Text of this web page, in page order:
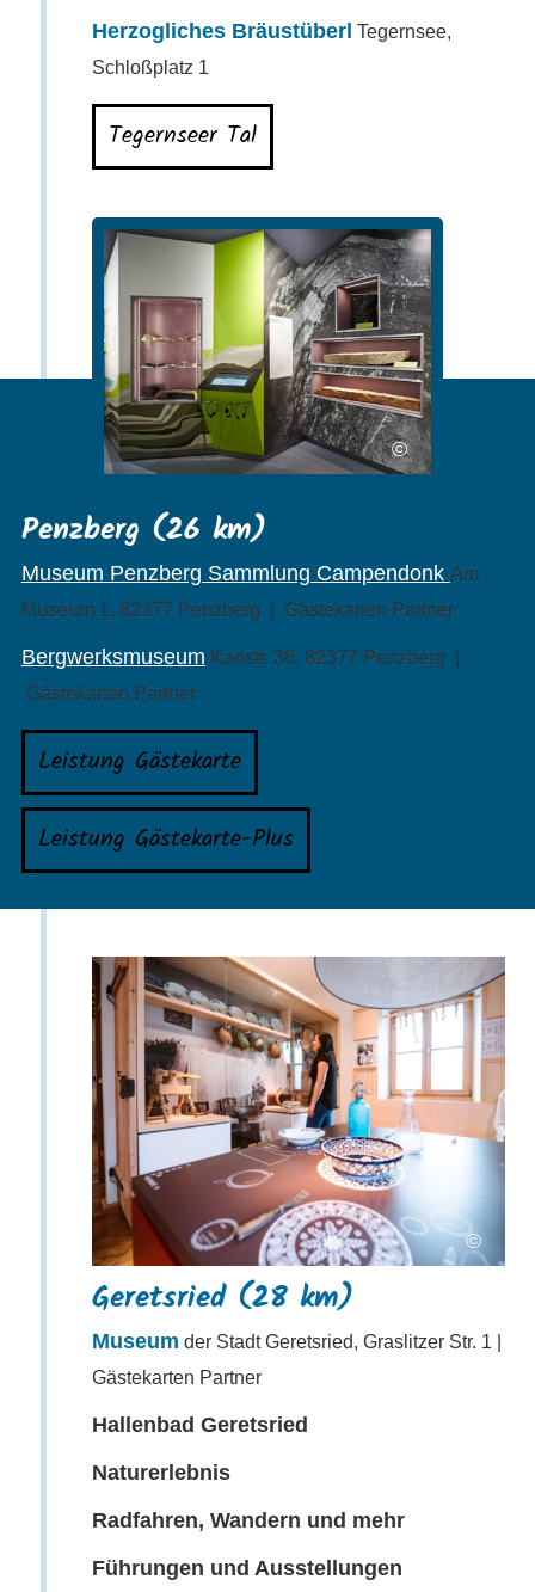
Herzogliches Bräustüberl Tegernsee,
Schloßplatz 1
Tegernseer Tal
©
Penzberg (26 km)
Museum Penzberg Sammlung Campendonk Am
Museum 1, 82377 Penzberg | Gästekarten Partner
Bergwerksmuseum Karlstr. 36, 82377 Penzberg |
Gästekarten Partner
Leistung Gästekarte
Leistung Gästekarte-Plus
©
Geretsried (28 km)
Museum der Stadt Geretsried, Graslitzer Str. 1 |
Gästekarten Partner
Hallenbad Geretsried
Naturerlebnis
Radfahren, Wandern und mehr
Führungen und Ausstellungen